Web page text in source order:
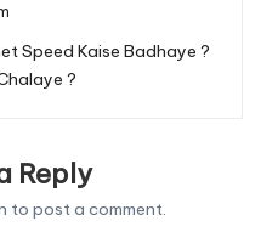
Speed Kaise Badhaye ?
?
Reply
to post a comment.